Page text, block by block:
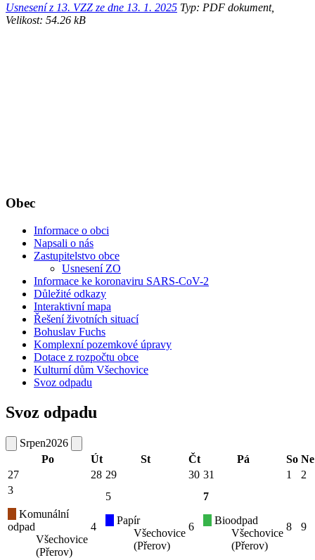
Usnesení z 13. VZZ ze dne 13. 1. 2025 Typ: PDF dokument,
Velikost: 54.26 kB
Obec
Informace o obci
Napsali o nás
Zastupitelstvo obce
Usnesení ZO
Informace ke koronaviru SARS-CoV-2
Důležité odkazy
Interaktivní mapa
Řešení životních situací
Bohuslav Fuchs
Komplexní pozemkové úpravy
Dotace z rozpočtu obce
Kulturní dům Všechovice
Svoz odpadu
Svoz odpadu
Srpen2026
Po
Út St Čt Pá So Ne
27
28 29 30 31 1
2
3
Komunální
odpad
Všechovice
(Přerov)
4
5
Papír
Všechovice
(Přerov)
6
7
Bioodpad
Všechovice
(Přerov)
8 9